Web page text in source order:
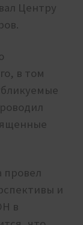
Центру
в том
провел
и
в